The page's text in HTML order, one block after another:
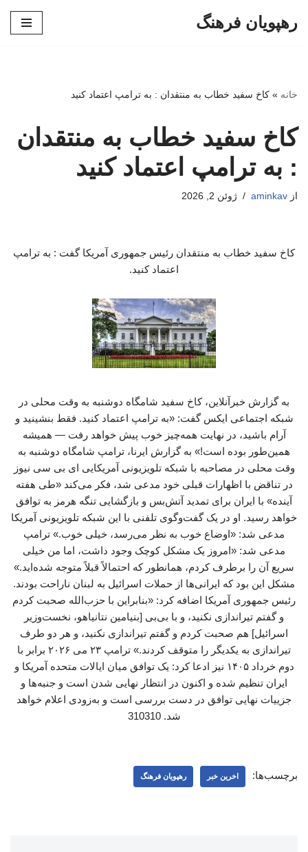
رهپویان فرهنگ
خانه » کاخ سفید خطاب به منتقدان : به ترامپ اعتماد کنید
کاخ سفید خطاب به منتقدان
: به ترامپ اعتماد کنید
از aminkav ژوئن 2, 2026
کاخ سفید خطاب به منتقدان رئیس جمهوری آمریکا گفت : به ترامپ
اعتماد کنید.
به گزارش خبرآنلاین، کاخ سفید شامگاه دوشنبه به وقت محلی در
شبکه اجتماعی ایکس گفت: «به ترامپ اعتماد کنید. فقط بنشینید و
آرام باشید، در نهایت همه‌چیز خوب پیش خواهد رفت — همیشه
همین‌طور بوده است!» به گزارش ایرنا، ترامپ شامگاه دوشنبه به
وقت محلی در مصاحبه با شبکه تلویزیونی آمریکایی ای بی سی نیوز
در تناقض با اظهارات قبلی خود مدعی شد، فکر می‌کند «طی هفته
آینده» با ایران برای تمدید آتش‌بس و بازگشایی تنگه هرمز به توافق
خواهد رسید. او در یک گفت‌وگوی تلفنی با این شبکه تلویزیونی آمریکا
مدعی شد: «اوضاع خوب به نظر می‌رسد، خیلی خوب.» ترامپ
مدعی شد: «امروز یک مشکل کوچک وجود داشت، اما من خیلی
سریع آن را برطرف کردم، همانطور که احتمالاً قبلاً متوجه شده‌اید.»
مشکل این بود که ایرانی‌ها از حملات اسرائیل به لبنان ناراحت بودند.
رئیس جمهوری آمریکا اضافه کرد: «بنابراین با حزب‌الله صحبت کردم
و گفتم تیراندازی نکنید، و با بی‌بی [بنیامین نتانیاهو، نخست‌وزیر
اسرائیل] هم صحبت کردم و گفتم تیراندازی نکنید، و هر دو طرف
تیراندازی به یکدیگر را متوقف کردند.» ترامپ ۲۳ می ۲۰۲۶ برابر با
دوم خرداد ۱۴۰۵ نیز ادعا کرد: یک توافق میان ایالات متحده آمریکا و
ایران تنظیم شده و اکنون در انتظار نهایی شدن است و جنبه‌ها و
جزییات نهایی توافق در دست بررسی است و به‌زودی اعلام خواهد
شد. 310310
برچسب‌ها: اخرین خبر رهپویان فرهنگ